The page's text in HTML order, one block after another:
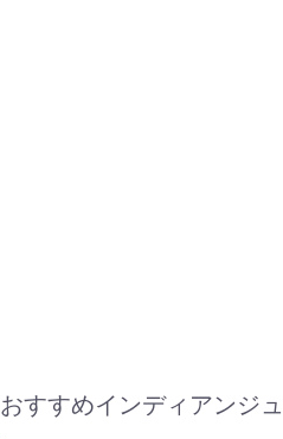
おすすめインディアンジ